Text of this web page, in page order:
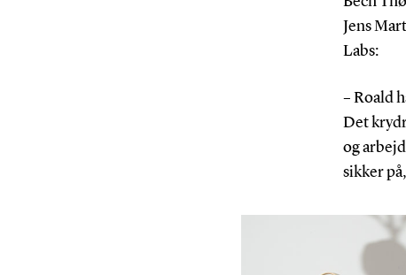
Jens
Labs:
– Roald
Det
og
sikker